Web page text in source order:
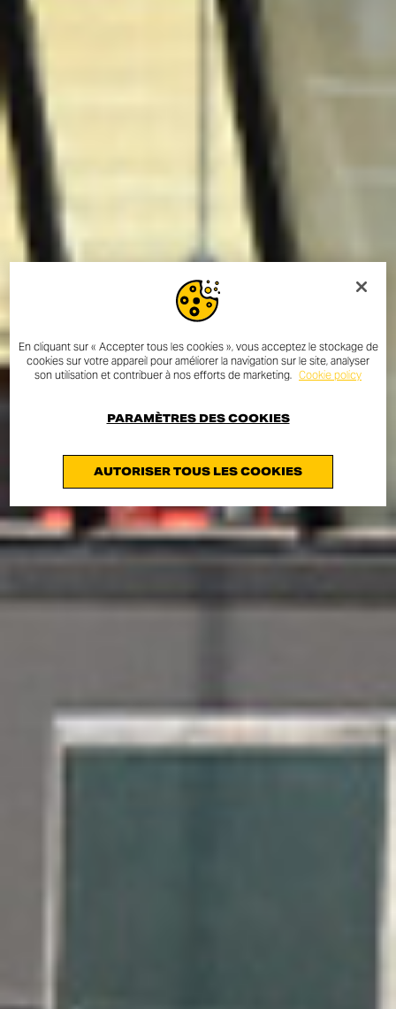
En cliquant sur « Accepter tous les cookies », vous acceptez le stockage de
cookies sur votre appareil pour améliorer la navigation sur le site, analyser
son utilisation et contribuer à nos efforts de marketing. Cookie policy
AUTORISER TOUS LES COOKIES
PARAMÈTRES DES COOKIES